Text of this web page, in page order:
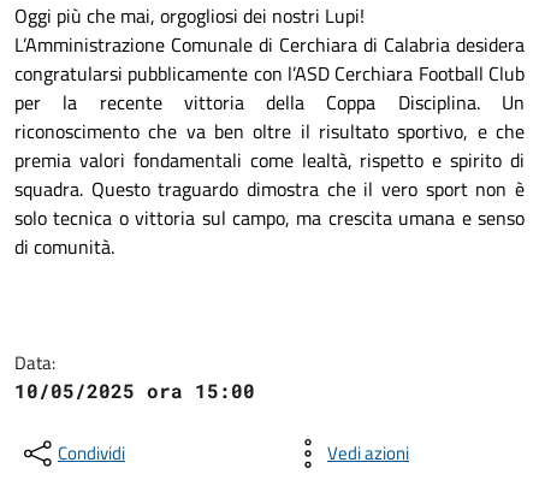
Oggi più che mai, orgogliosi dei nostri Lupi!
L’Amministrazione Comunale di Cerchiara di Calabria desidera
congratularsi pubblicamente con l’ASD Cerchiara Football Club
per la recente vittoria della Coppa Disciplina. Un
riconoscimento che va ben oltre il risultato sportivo, e che
premia valori fondamentali come lealtà, rispetto e spirito di
squadra. Questo traguardo dimostra che il vero sport non è
solo tecnica o vittoria sul campo, ma crescita umana e senso
di comunità.
Data:
10/05/2025 ora 15:00
Condividi Vedi azioni